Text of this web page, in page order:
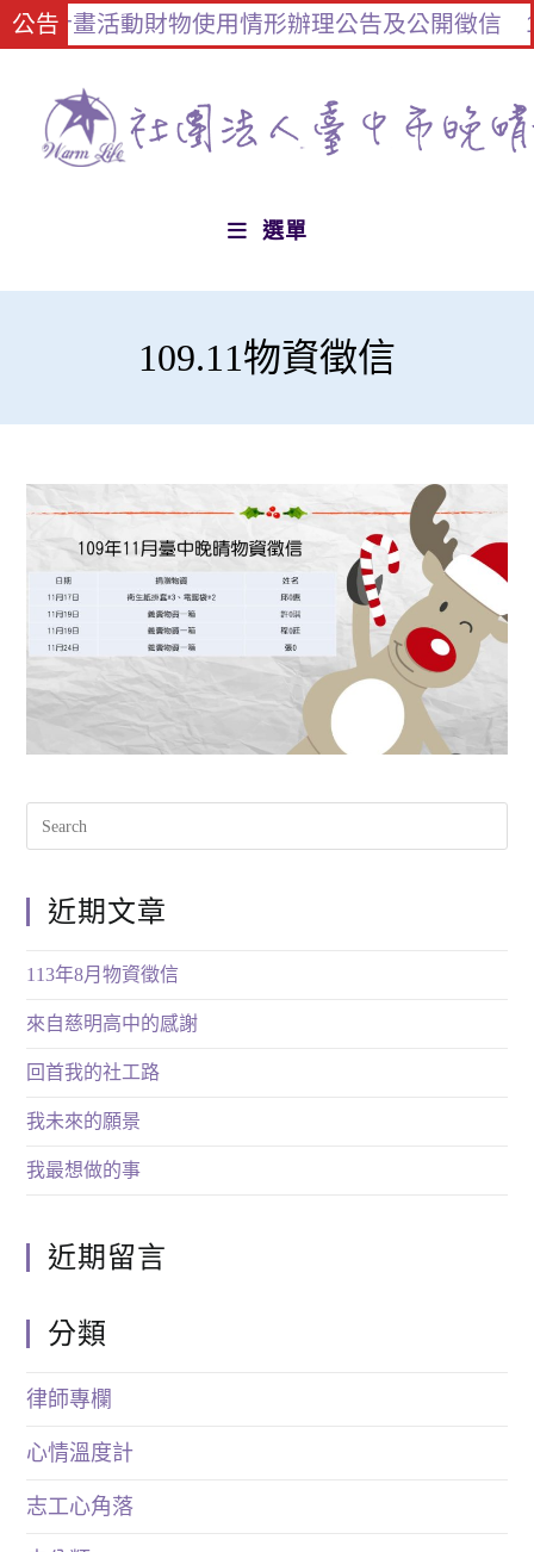
公告
計畫活動財物使用情形辦理公告及公開徵信
選單
109.11物資徵信
近期文章
113年8月物資徵信
來自慈明高中的感謝
回首我的社工路
我未來的願景
我最想做的事
近期留言
分類
律師專欄
心情溫度計
志工心角落